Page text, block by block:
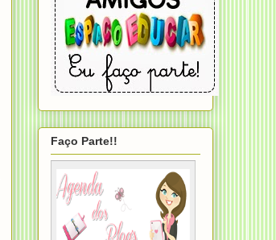
Faço Parte!!